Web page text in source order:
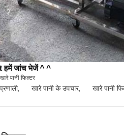
हमें जांच भेजें ^ ^
खारे पानी फिल्टर
, खारे पानी के उपचार, खारे पानी